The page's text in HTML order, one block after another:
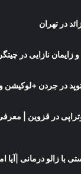
در تهران
نازایی در
در جردن +لوکیشن
در قزوین |
با زالو درمانی |آیا